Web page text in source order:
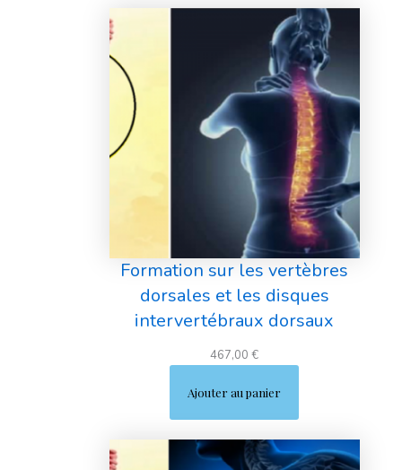
Formation sur les vertèbres
dorsales et les disques
intervertébraux dorsaux
467,00€
Ajouter au panier